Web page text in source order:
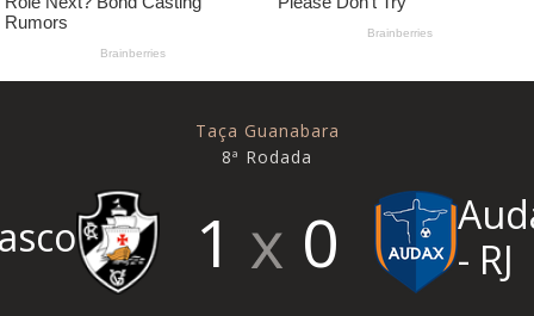
Taça Guanabara
8ª Rodada
1 0
- RJ